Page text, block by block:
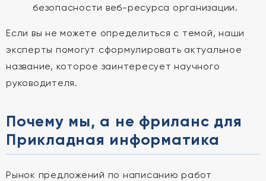
безопасности веб-ресурса организации.
Если вы не можете определиться с темой, наши
эксперты помогут сформулировать актуальное
название, которое заинтересует научного
руководителя.
Почему мы, а не фриланс для
Прикладная информатика
Рынок предложений по написанию работ